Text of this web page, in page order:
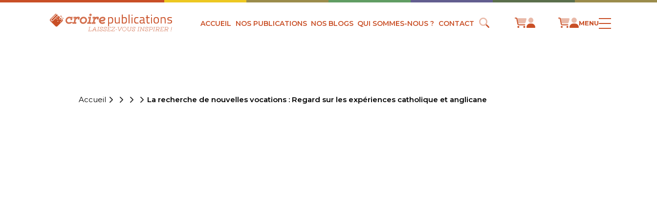
ACCUEIL NOS PUBLICATIONS NOS BLOGS QUI SOMMES-NOUS ? CONTACT MENU
Accueil La recherche de nouvelles vocations : Regard sur les expériences catholique et anglicane